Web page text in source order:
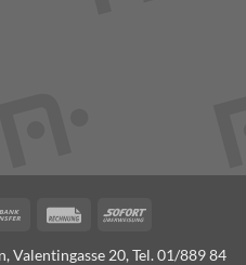
Bank
RechungSofort
Valentingasse 20, Tel. 01/889 84